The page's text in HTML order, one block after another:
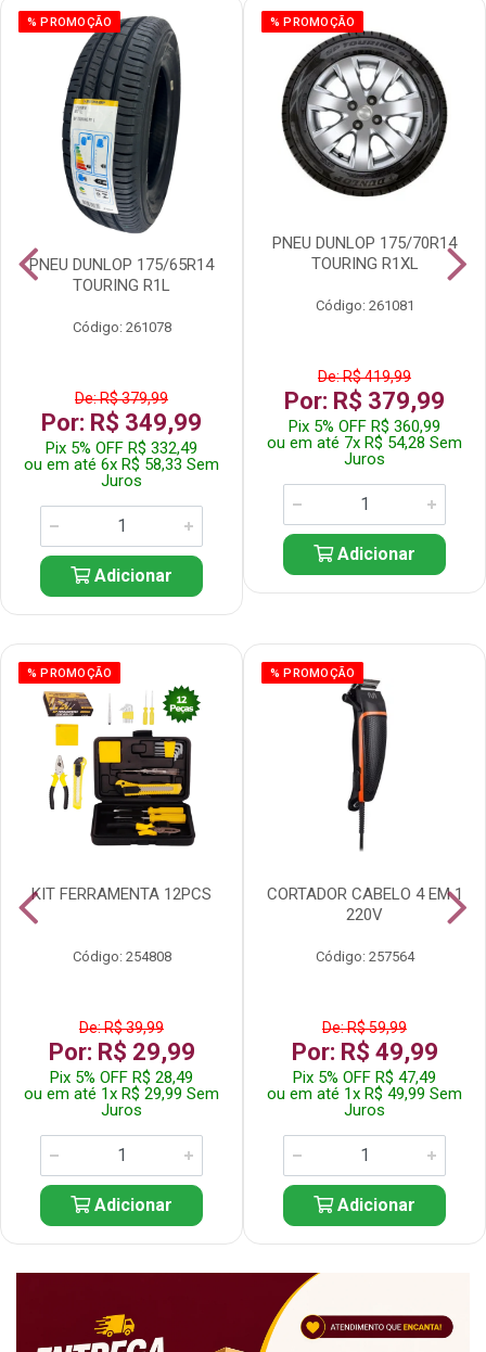
% PROMOÇÃO
PNEU DUNLOP 175/65R14
TOURING R1L
Código: 261078
De: R$ 379,99
Por: R$ 349,99
Pix 5% OFF R$ 332,49
ou em até 6x R$ 58,33 Sem
Juros
Adicionar
% PROMOÇÃO
PNEU DUNLOP 175/70R14
TOURING R1XL
Código: 261081
De: R$ 419,99
Por: R$ 379,99
Pix 5% OFF R$ 360,99
ou em até 7x R$ 54,28 Sem
Juros
Adicionar
% PROMOÇÃO
KIT FERRAMENTA 12PCS
Código: 254808
De: R$ 39,99
Por: R$ 29,99
Pix 5% OFF R$ 28,49
ou em até 1x R$ 29,99 Sem
Juros
Adicionar
% PROMOÇÃO
CORTADOR CABELO 4 EM 1
220V
Código: 257564
De: R$ 59,99
Por: R$ 49,99
Pix 5% OFF R$ 47,49
ou em até 1x R$ 49,99 Sem
Juros
Adicionar